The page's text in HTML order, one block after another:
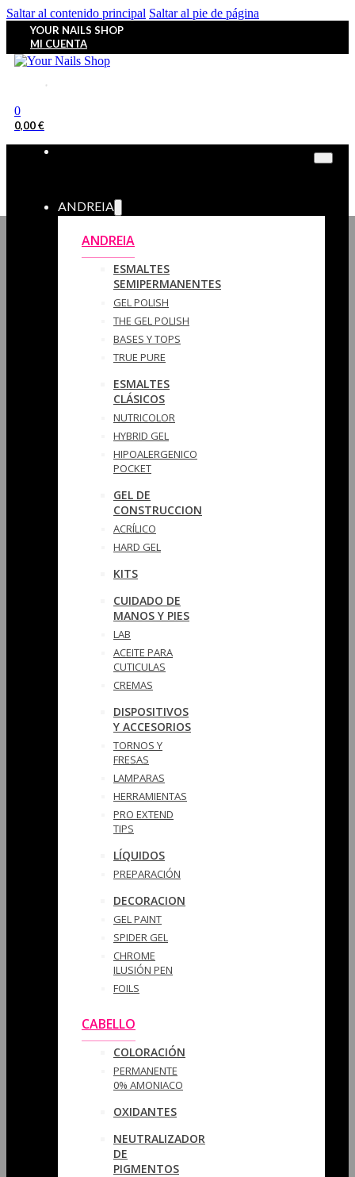
Saltar al contenido principal Saltar al pie de página
YOUR NAILS SHOP
MI CUENTA
0
0,00€
ANDREIA
ANDREIA
ESMALTES
SEMIPERMANENTES
GEL POLISH
THE GEL POLISH
BASES Y‎ TOPS
TRUE PURE
ESMALTES
CLÁSICOS
NUTRICOLOR
HYBRID GEL
HIPOALERGENICO
POCKET
GEL DE
CONSTRUCCION
ACRÍLICO
HARD GEL
KITS
CUIDADO DE
MANOS Y PIES
LAB
ACEITE PARA
CUTICULAS
CREMAS
DISPOSITIVOS
Y ACCESORIOS
TORNOS Y
FRESAS
LAMPARAS
HERRAMIENTAS
PRO EXTEND
TIPS
LÍQUIDOS
PREPARACIÓN
DECORACION
GEL PAINT
SPIDER GEL
CHROME
ILUSIÓN PEN
FOILS
CABELLO
COLORACIÓN
PERMANENTE
0% AMONIACO
OXIDANTES
NEUTRALIZADOR
DE
PIGMENTOS